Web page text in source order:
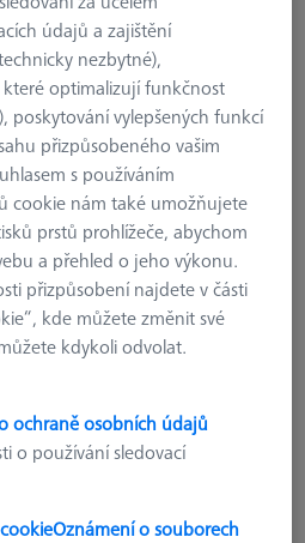
údajů a zajištění
nezbytné),
optimalizují funkčnost
poskytování vylepšených funkcí
přizpůsobeného vašim
s používáním
cookie nám také umožňujete
prstů prohlížeče, abychom
a přehled o jeho výkonu.
přizpůsobení najdete v části
kde můžete změnit své
kdykoli odvolat.
ochraně osobních údajů
o používání sledovací
Oznámení o souborech